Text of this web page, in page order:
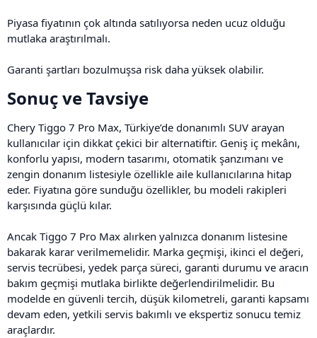
Piyasa fiyatının çok altında satılıyorsa neden ucuz olduğu
mutlaka araştırılmalı.
Garanti şartları bozulmuşsa risk daha yüksek olabilir.
Sonuç ve Tavsiye​
Chery Tiggo 7 Pro Max, Türkiye’de donanımlı SUV arayan
kullanıcılar için dikkat çekici bir alternatiftir. Geniş iç mekânı,
konforlu yapısı, modern tasarımı, otomatik şanzımanı ve
zengin donanım listesiyle özellikle aile kullanıcılarına hitap
eder. Fiyatına göre sunduğu özellikler, bu modeli rakipleri
karşısında güçlü kılar.
Ancak Tiggo 7 Pro Max alırken yalnızca donanım listesine
bakarak karar verilmemelidir. Marka geçmişi, ikinci el değeri,
servis tecrübesi, yedek parça süreci, garanti durumu ve aracın
bakım geçmişi mutlaka birlikte değerlendirilmelidir. Bu
modelde en güvenli tercih, düşük kilometreli, garanti kapsamı
devam eden, yetkili servis bakımlı ve ekspertiz sonucu temiz
araçlardır.